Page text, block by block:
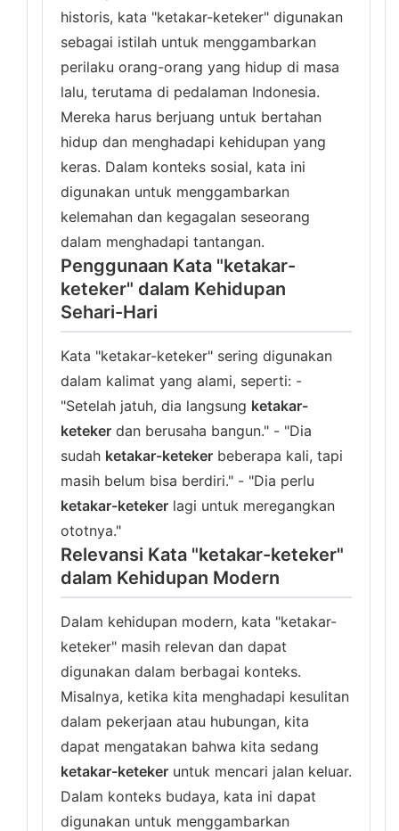
historis, kata "ketakar-keteker" digunakan
sebagai istilah untuk menggambarkan
perilaku orang-orang yang hidup di masa
lalu, terutama di pedalaman Indonesia.
Mereka harus berjuang untuk bertahan
hidup dan menghadapi kehidupan yang
keras. Dalam konteks sosial, kata ini
digunakan untuk menggambarkan
kelemahan dan kegagalan seseorang
dalam menghadapi tantangan.
Penggunaan Kata "ketakar-
keteker" dalam Kehidupan
Sehari-Hari
Kata "ketakar-keteker" sering digunakan
dalam kalimat yang alami, seperti: -
"Setelah jatuh, dia langsung ketakar-
keteker dan berusaha bangun." - "Dia
sudah ketakar-keteker beberapa kali, tapi
masih belum bisa berdiri." - "Dia perlu
ketakar-keteker lagi untuk meregangkan
ototnya."
Relevansi Kata "ketakar-keteker"
dalam Kehidupan Modern
Dalam kehidupan modern, kata "ketakar-
keteker" masih relevan dan dapat
digunakan dalam berbagai konteks.
Misalnya, ketika kita menghadapi kesulitan
dalam pekerjaan atau hubungan, kita
dapat mengatakan bahwa kita sedang
ketakar-keteker untuk mencari jalan keluar.
Dalam konteks budaya, kata ini dapat
digunakan untuk menggambarkan